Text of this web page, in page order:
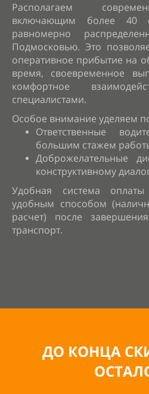
Располагаем
включающим более 40
равномерно
Подмосковью. Это
оперативное прибытие на
время, своевременное
комфортное
специалистами.
Особое внимание уделяем
Ответственные
большим стажем
Доброжелательные
конструктивному
Удобная система
удобным способом
расчет) после
транспорт.
ДО КОНЦА